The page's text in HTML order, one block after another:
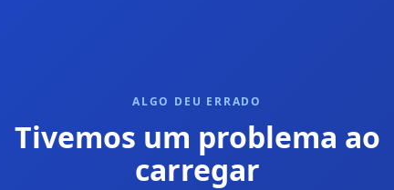
ALGO DEU ERRADO
Tivemos um problema ao
carregar